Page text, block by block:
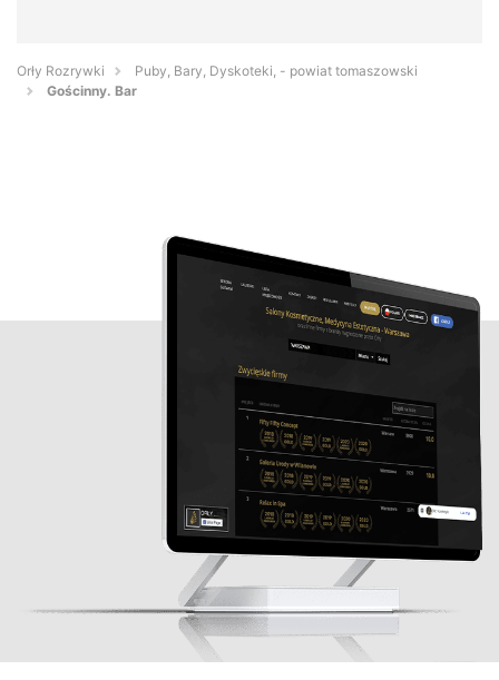
Orły Rozrywki
Puby, Bary, Dyskoteki, - powiat tomaszowski
Gościnny. Bar